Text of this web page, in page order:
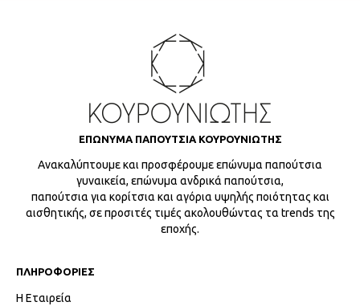
ΕΠΩΝΥΜΑ ΠΑΠΟΥΤΣΙΑ ΚΟΥΡΟΥΝΙΩΤΗΣ
Ανακαλύπτουμε και προσφέρουμε επώνυμα παπούτσια
γυναικεία, επώνυμα ανδρικά παπούτσια,
παπούτσια για κορίτσια και αγόρια υψηλής ποιότητας και
αισθητικής, σε προσιτές τιμές ακολουθώντας τα trends της
εποχής.
ΠΛΗΡΟΦΟΡΙΕΣ
Η Εταιρεία